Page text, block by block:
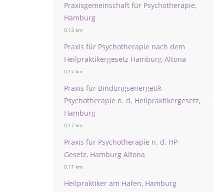
Praxisgemeinschaft für Psychotherapie,
Hamburg
0,13 km
Praxis für Psychotherapie nach dem
Heilpraktikergesetz Hamburg-Altona
0,17 km
Praxis für Bindungsenergetik -
Psychotherapie n. d. Heilpraktikergesetz,
Hamburg
0,17 km
Praxis für Psychotherapie n. d. HP-
Gesetz, Hamburg Altona
0,17 km
Heilpraktiker am Hafen, Hamburg